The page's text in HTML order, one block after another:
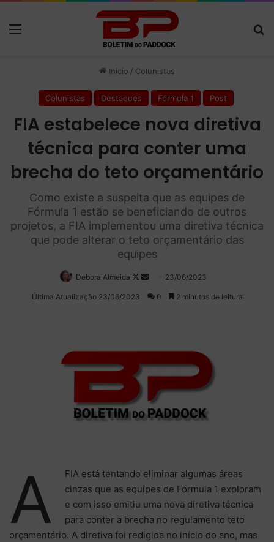
Início / Colunistas
Colunistas Destaques Fórmula 1 Post
FIA estabelece nova diretiva
técnica para conter uma
brecha do teto orçamentário
Como existe a suspeita que as equipes de
Fórmula 1 estão se beneficiando de outros
projetos, a FIA implementou uma diretiva técnica
que pode alterar o teto orçamentário das
equipes
Debora Almeida
Follow
on
Mande
um
23/06/2023
Última Atualização 23/06/2023 0 2 minutos de leitura
A
FIA está tentando eliminar algumas áreas
cinzas que as equipes de Fórmula 1 exploram
e com isso emitiu uma nova diretiva técnica
para conter a brecha no regulamento teto
orçamentário. A diretiva foi redigida no início do ano, mas